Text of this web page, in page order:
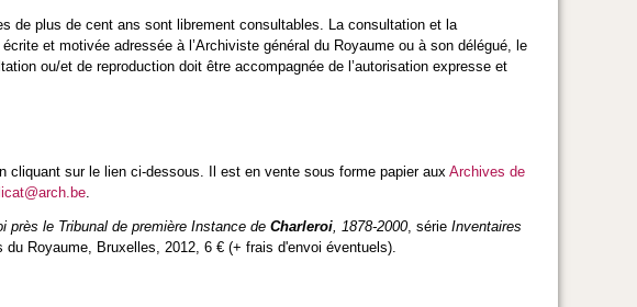
de plus de cent ans sont librement consultables. La consultation et la
et motivée adressée à l’Archiviste général du Royaume ou à son délégué, le
ou/et de reproduction doit être accompagnée de l’autorisation expresse et
cliquant sur le lien ci-dessous. Il est en vente sous forme papier aux Archives de
près le Tribunal de première Instance de Charleroi, 1878-2000, série Inventaires
du Royaume, Bruxelles, 2012, 6 € (+ frais d'envoi éventuels).